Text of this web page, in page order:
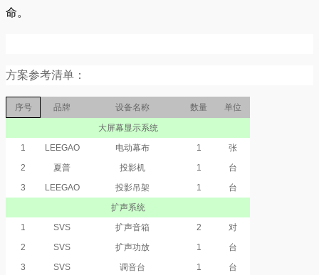
命。
方案参考清单：
序号 品牌 设备名称 数量 单位
大屏幕显示系统
1
LEEGAO 电动幕布 1
张
2
夏普 投影机 1
台
3
LEEGAO 投影吊架 1
台
扩声系统
1
SVS 扩声音箱 2
对
2
SVS 扩声功放 1
台
3
SVS 调音台 1 台